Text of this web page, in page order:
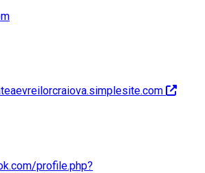
profile.php?